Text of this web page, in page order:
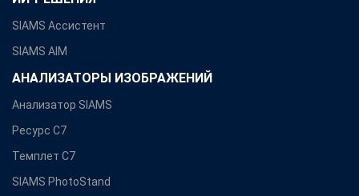
SIAMS Ассистент
SIAMS AIM
АНАЛИЗАТОРЫ ИЗОБРАЖЕНИЙ
Анализатор SIAMS
Ресурс С7
Темплет С7
SIAMS PhotoStand